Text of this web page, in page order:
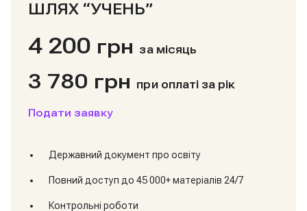
ШЛЯХ “УЧЕНЬ”
4 200 грн за місяць
3 780 грн при оплаті за рік
Подати заявку
Державний документ про освіту
Повний доступ до 45 000+ матеріалів 24/7
Контрольні роботи